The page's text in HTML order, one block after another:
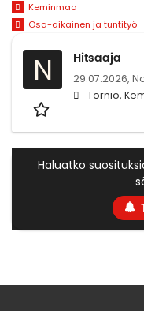
Keminmaa
Osa-aikainen ja tuntityö
N Hitsaaja
29.07.2026,
Tornio,
Haluatko